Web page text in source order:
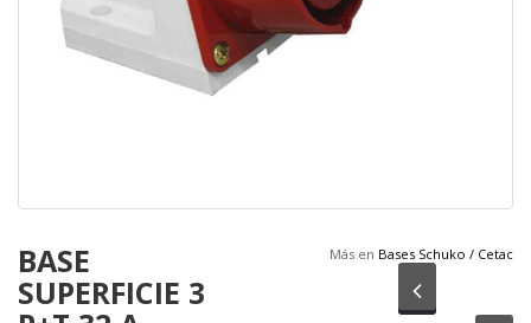
Más en Bases Schuko / Cetac
Anterior
BASE
SUPERFICIE 3